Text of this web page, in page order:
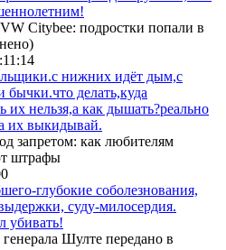
Citybee: подростки попали в
нижних идёт дым,с
бычки.что делать,куда
их нельзя,а как дышать?реально
их выкидывай.
запретом: как любителям
штрафы
глубокие соболезнования,
суду-милосердия.
убивать!
Шулте передано в